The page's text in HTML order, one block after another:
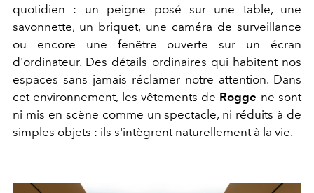
quotidien : un peigne posé sur une table, une
savonnette, un briquet, une caméra de surveillance
ou encore une fenêtre ouverte sur un écran
d'ordinateur. Des détails ordinaires qui habitent nos
espaces sans jamais réclamer notre attention. Dans
cet environnement, les vêtements de Rogge ne sont
ni mis en scène comme un spectacle, ni réduits à de
simples objets : ils s'intègrent naturellement à la vie.